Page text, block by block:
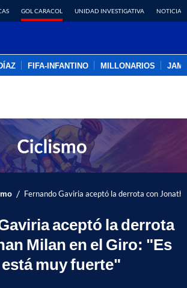
GOL CARACOL UNIDAD INVESTIGATIVA NOTICIAS
FIFA-INFANTINO MILLONARIOS
/ Fernando Gaviria aceptó la derrota con
aceptó la derrota
Milan en el Giro: "Es
muy fuerte"